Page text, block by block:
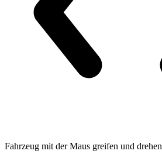
Fahrzeug mit der Maus greifen und drehen